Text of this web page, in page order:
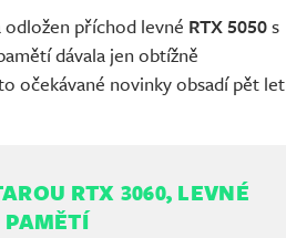
příchod levné RTX 5050s
dávala jen obtížně
očekávané novinky obsadí pět let
RTX 3060, LEVNÉ